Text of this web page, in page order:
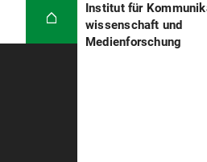
Institut für
wissenschaft und
Medienforschung